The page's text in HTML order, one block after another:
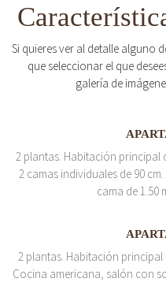
Si quieres ver al detalle alguno
que seleccionar el que
galería de
2 plantas. Habitación principal
2 camas individuales de 90
cama de 1.50
2 plantas. Habitación
Cocina americana, salón con